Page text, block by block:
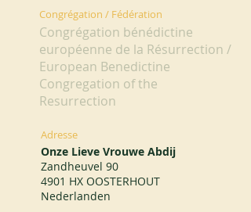
Congrégation / Fédération
Congrégation bénédictine
européenne de la Résurrection /
European Benedictine
Congregation of the
Resurrection
Adresse
Onze Lieve Vrouwe Abdij
Zandheuvel 90
4901 HX OOSTERHOUT
Nederlanden